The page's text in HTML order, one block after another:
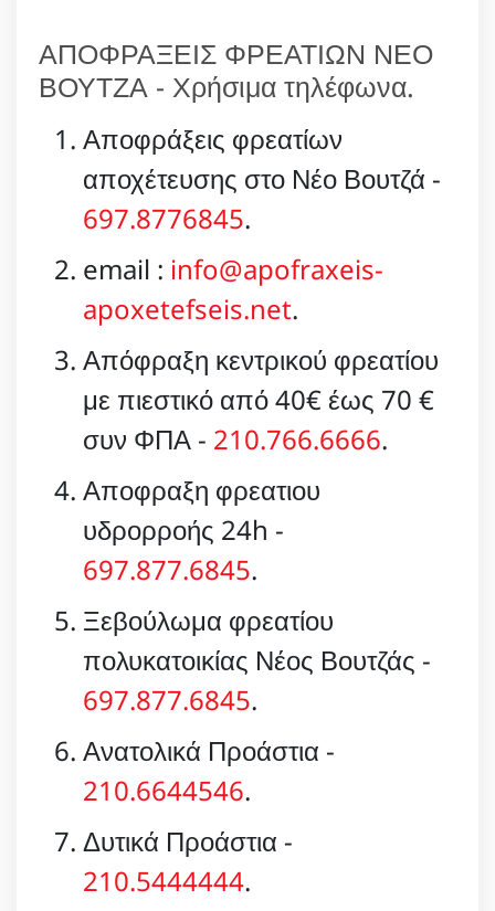
ΑΠΟΦΡΑΞΕΙΣ ΦΡΕΑΤΙΩΝ ΝΕΟ
ΒΟΥΤΖΑ - Χρήσιμα τηλέφωνα.
Αποφράξεις φρεατίων
αποχέτευσης στο Νέο Βουτζά -
697.8776845.
email : info@apofraxeis-
apoxetefseis.net.
Απόφραξη κεντρικού φρεατίου
με πιεστικό από 40€ έως 70 €
συν ΦΠΑ - 210.766.6666.
Αποφραξη φρεατιου
υδρορροής 24h -
697.877.6845.
Ξεβούλωμα φρεατίου
πολυκατοικίας Νέος Βουτζάς -
697.877.6845.
Ανατολικά Προάστια -
210.6644546.
Δυτικά Προάστια -
210.5444444.